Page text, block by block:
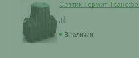
Септик Термит
В наличии